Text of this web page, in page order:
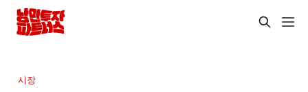
시장